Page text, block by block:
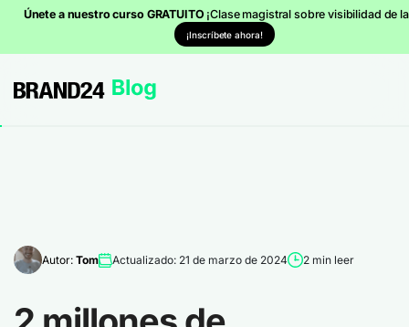
Únete a nuestro curso GRATUITO ¡Clase magistral sobre visibilidad de
¡Inscríbete ahora!
Autor: Tom Actualizado: 21 de marzo de 2024 2 min leer